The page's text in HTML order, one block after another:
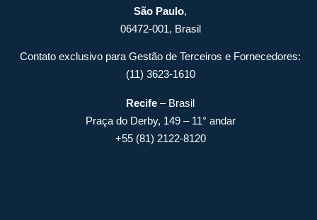
São Paulo,
06472-001, Brasil
Contato exclusivo para Gestão de Terceiros e Fornecedores:
(11) 3623-1610
Recife – Brasil
Praça do Derby, 149 – 11° andar
+55 (81) 2122-8120